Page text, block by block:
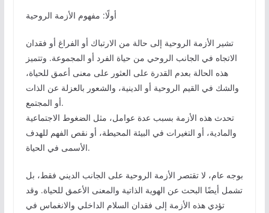
أولًا: مفهوم الأزمة الروحية
تشير الأزمة الروحية إلى حالة من الارتباك أو الفراغ أو فقدان
الاتجاه في الجانب الروحي من حياة الفرد أو المجموعة. وتتميز
هذه الحالة بعدم القدرة على العثور على معنى أعمق للحياة،
والشك في القيم الروحية أو الدينية، والشعور بالعزلة عن الذات
أو المجتمع.
تحدث هذه الأزمة بسبب عدة عوامل، مثل الضغوط الاجتماعية
والمادية، أو التغيرات في البيئة المحيطة، أو نقص الفهم للهدف
الأسمى في الحياة.
بوجه عام، لا تقتصر الأزمة الروحية على الجانب الديني فقط، بل
تشمل أيضًا البحث عن الهوية الذاتية والمعنى الأعمق للحياة. وقد
تؤدي هذه الأزمة إلى فقدان السلام الداخلي والانغماس في